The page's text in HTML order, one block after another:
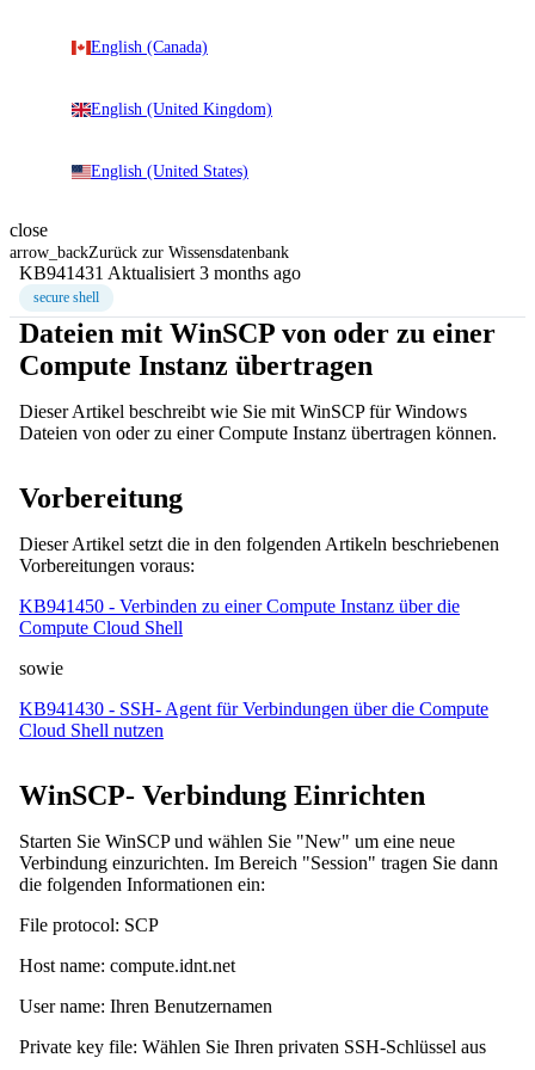
English (Canada)
English (United Kingdom)
English (United States)
close
arrow_backZurück zur Wissensdatenbank
KB941431 Aktualisiert 3 months ago
secure shell
Dateien mit WinSCP von oder zu einer
Compute Instanz übertragen
Dieser Artikel beschreibt wie Sie mit WinSCP für Windows
Dateien von oder zu einer Compute Instanz übertragen können.
Vorbereitung
Dieser Artikel setzt die in den folgenden Artikeln beschriebenen
Vorbereitungen voraus:
KB941450 - Verbinden zu einer Compute Instanz über die
Compute Cloud Shell
sowie
KB941430 - SSH- Agent für Verbindungen über die Compute
Cloud Shell nutzen
WinSCP- Verbindung Einrichten
Starten Sie WinSCP und wählen Sie "New" um eine neue
Verbindung einzurichten. Im Bereich "Session" tragen Sie dann
die folgenden Informationen ein:
File protocol: SCP
Host name: compute.idnt.net
User name: Ihren Benutzernamen
Private key file: Wählen Sie Ihren privaten SSH-Schlüssel aus